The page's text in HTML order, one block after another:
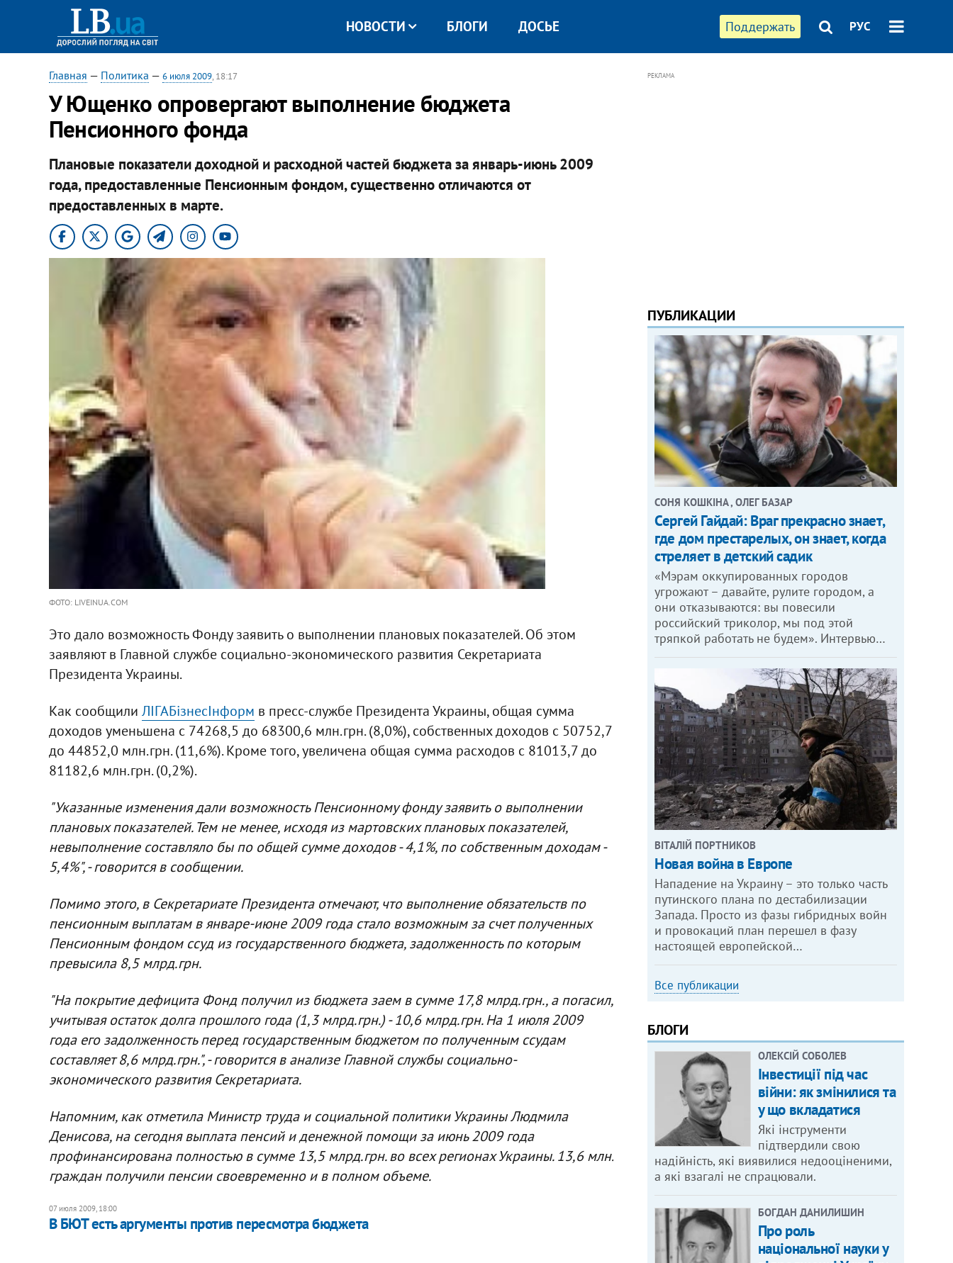
Поддержать РУС
НОВОСТИ БЛОГИ ДОСЬЕ
Главная — Политика — 6 июля 2009, 18:17
У Ющенко опровергают выполнение бюджета
Пенсионного фонда
Плановые показатели доходной и расходной частей бюджета за январь-июнь 2009
года, предоставленные Пенсионным фондом, существенно отличаются от
предоставленных в марте.
ФОТО: LIVEINUA.COM
Это дало возможность Фонду заявить о выполнении плановых показателей. Об этом
заявляют в Главной службе социально-экономического развития Секретариата
Президента Украины.
Как сообщили ЛІГАБізнесІнформ в пресс-службе Президента Украины, общая сумма
доходов уменьшена с 74268,5 до 68300,6 млн.грн. (8,0%), собственных доходов с 50752,7
до 44852,0 млн.грн. (11,6%). Кроме того, увеличена общая сумма расходов с 81013,7 до
81182,6 млн.грн. (0,2%).
"Указанные изменения дали возможность Пенсионному фонду заявить о выполнении
плановых показателей. Тем не менее, исходя из мартовских плановых показателей,
невыполнение составляло бы по общей сумме доходов - 4,1%, по собственным доходам -
5,4%", - говорится в сообщении.
Помимо этого, в Секретариате Президента отмечают, что выполнение обязательств по
пенсионным выплатам в январе-июне 2009 года стало возможным за счет полученных
Пенсионным фондом ссуд из государственного бюджета, задолженность по которым
превысила 8,5 млрд.грн.
"На покрытие дефицита Фонд получил из бюджета заем в сумме 17,8 млрд.грн., а погасил,
учитывая остаток долга прошлого года (1,3 млрд.грн.) - 10,6 млрд.грн. На 1 июля 2009
года его задолженность перед государственным бюджетом по полученным ссудам
составляет 8,6 млрд.грн.", - говорится в анализе Главной службы социально-
экономического развития Секретариата.
Напомним, как отметила Министр труда и социальной политики Украины Людмила
Денисова, на сегодня выплата пенсий и денежной помощи за июнь 2009 года
профинансирована полностью в сумме 13,5 млрд.грн. во всех регионах Украины. 13,6 млн.
граждан получили пенсии своевременно и в полном объеме.
07 июля 2009, 18:00
В БЮТ есть аргументы против пересмотра бюджета
РЕКЛАМА
ПУБЛИКАЦИИ
СОНЯ КОШКІНА , ОЛЕГ БАЗАР
Сергей Гайдай: Враг прекрасно знает,
где дом престарелых, он знает, когда
стреляет в детский садик
«Мэрам оккупированных городов
угрожают – давайте, рулите городом, а
они отказываются: вы повесили
российский триколор, мы под этой
тряпкой работать не будем». Интервью…
ВІТАЛІЙ ПОРТНИКОВ
Новая война в Европе
Нападение на Украину – это только часть
путинского плана по дестабилизации
Запада. Просто из фазы гибридных войн
и провокаций план перешел в фазу
настоящей европейской…
Все публикации
БЛОГИ
ОЛЕКСІЙ СОБОЛЕВ
Інвестиції під час
війни: як змінилися та
у що вкладатися
Які інструменти
підтвердили свою
надійність, які виявилися недооціненими,
а які взагалі не спрацювали.
БОГДАН ДАНИЛИШИН
Про роль
національної науки у